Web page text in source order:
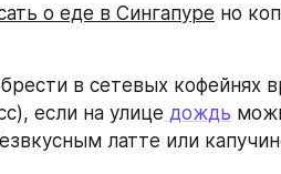
о еде в Сингапуре но
в сетевых кофейнях
если на улице дождь
латте или